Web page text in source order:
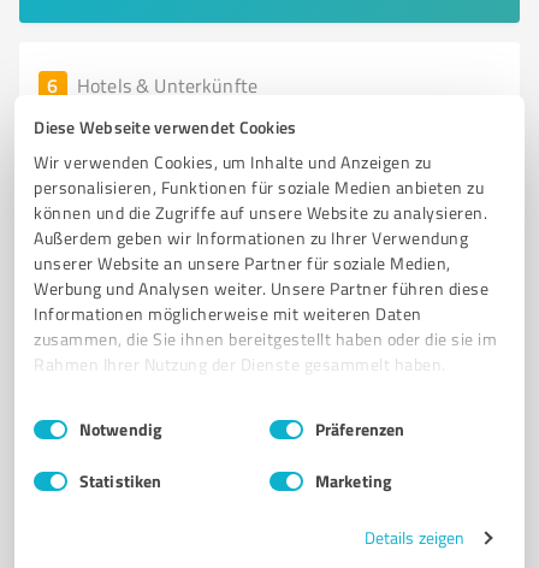
Diese Webseite verwendet Cookies
Wir verwenden Cookies, um Inhalte und Anzeigen zu
personalisieren, Funktionen für soziale Medien anbieten zu
können und die Zugriffe auf unsere Website zu analysieren.
Außerdem geben wir Informationen zu Ihrer Verwendung
unserer Website an unsere Partner für soziale Medien,
Werbung und Analysen weiter. Unsere Partner führen diese
Informationen möglicherweise mit weiteren Daten
zusammen, die Sie ihnen bereitgestellt haben oder die sie im
Rahmen Ihrer Nutzung der Dienste gesammelt haben.
Impressum Datenschutzbestimmungen
Einwilligungsauswahl
Notwendig Präferenzen
Statistiken Marketing
Details zeigen
6 Hotels & Unterkünfte
Gartenhotel Luisental Mülheim an der Ruhr
Charmantes Hotel in Mülheim an der Ruhr für
Geschäftsreisende und Urlauber
GARTENHOTEL MÜLHEIM AN DER RUHR HOTEL
NICHTRAUCHERZIMMER KOMFORTZIMMER FRÜHSTÜCK
RUHRPROMENADE ALTSTADT GASTFREUNDSCHAFT
VERKEHRSANBINDUNG NATUR BUSINESSREISEN
Tel. 0208 992140
info@hotel-friederike.de
gartenhotel-luisental.com/word/